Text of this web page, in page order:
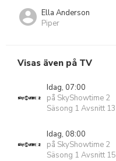
Ella Anderson
Piper
Visas även på TV
Idag, 07:00
på SkyShowtime 2
Säsong 1 Avsnitt 13
Idag, 08:00
på SkyShowtime 2
Säsong 1 Avsnitt 15